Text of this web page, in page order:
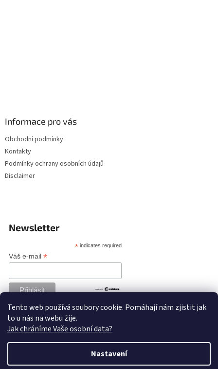
Tento web používá soubory cookie. Pomáhají nám zjistit jak
to u nás na webu žije.
Jak chráníme Vaše osobní data?
Nastavení
Informace pro vás
Obchodní podmínky
Kontakty
Podmínky ochrany osobních údajů
Disclaimer
Newsletter
* indicates required
Váš e-mail *
Vytvořil Shoptet